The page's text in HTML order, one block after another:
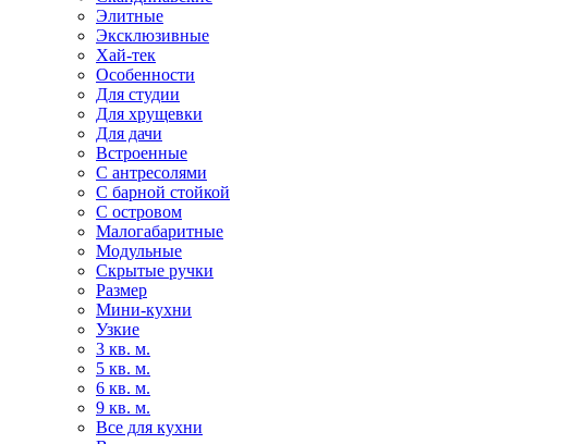
Элитные
Эксклюзивные
Хай-тек
Особенности
Для студии
Для хрущевки
Для дачи
Встроенные
С антресолями
С барной стойкой
С островом
Малогабаритные
Модульные
Скрытые ручки
Размер
Мини-кухни
Узкие
3 кв. м.
5 кв. м.
6 кв. м.
9 кв. м.
Все для кухни